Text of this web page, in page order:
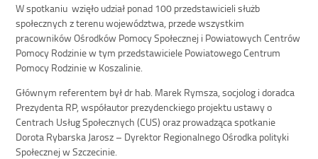
W spotkaniu wzięło udział ponad 100 przedstawicieli służb
społecznych z terenu województwa, przede wszystkim
pracowników Ośrodków Pomocy Społecznej i Powiatowych Centrów
Pomocy Rodzinie w tym przedstawiciele Powiatowego Centrum
Pomocy Rodzinie w Koszalinie.
Głównym referentem był dr hab. Marek Rymsza, socjolog i doradca
Prezydenta RP, współautor prezydenckiego projektu ustawy o
Centrach Usług Społecznych (CUS) oraz prowadząca spotkanie
Dorota Rybarska Jarosz – Dyrektor Regionalnego Ośrodka polityki
Społecznej w Szczecinie.